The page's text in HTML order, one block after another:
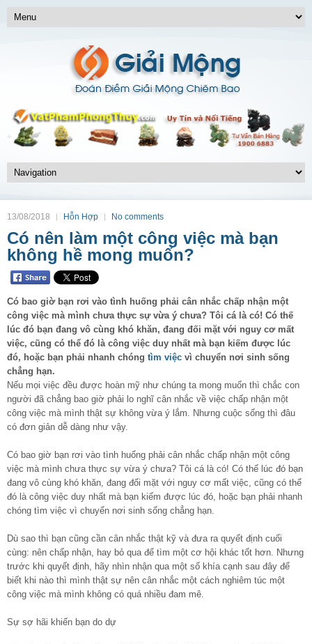
13/08/2018 Hỗn Hợp No comments
Có nên làm một công việc mà bạn
không hề mong muốn?
Có bao giờ bạn rơi vào tình huống phải cân nhắc chấp nhận một
công việc mà mình chưa thực sự vừa ý chưa? Tôi cá là có! Có thế
lúc đó bạn đang vô cùng khó khăn, đang đối mặt với nguy cơ mất
việc, cũng có thể đó là công việc duy nhất mà bạn kiếm được lúc
đó, hoặc bạn phải nhanh chóng tìm việc vì chuyển nơi sinh sống
chẳng hạn.
Nếu mọi việc đều được hoàn mỹ như chúng ta mong muốn thì chắc con
người đã chẳng bao giờ phải lo nghĩ cân nhắc về việc chấp nhận một
công việc mà mình thật sự không vừa ý lắm. Nhưng cuộc sống thì đâu
có đơn giản dễ dàng như vậy.
Có bao giờ bạn rơi vào tình huống phải cân nhắc chấp nhận một công
việc mà mình chưa thực sự vừa ý chưa? Tôi cá là có! Có thế lúc đó bạn
đang vô cùng khó khăn, đang đối mặt với nguy cơ mất việc, cũng có thể
đó là công việc duy nhất mà bạn kiếm được lúc đó, hoặc bạn phải nhanh
chóng tìm việc vì chuyển nơi sinh sống chẳng hạn.
Dù sao thì bạn cũng cần cân nhắc thật kỹ và đưa ra quyết định cuối
cùng: nên chấp nhận, hay bỏ qua để tìm một cơ hội khác tốt hơn. Nhưng
trước khi quyết định, hãy nhìn nhận qua một số khía cạnh sau đây để
biết khi nào thì mình thật sự nên cân nhắc một cách nghiêm túc một
công việc mà mình không có quá nhiều đam mê.
Sự sợ hãi khiến bạn do dự